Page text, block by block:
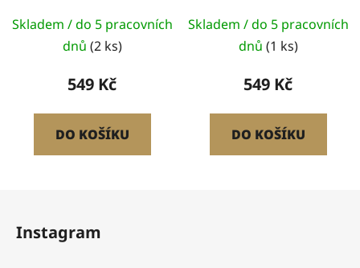
Skladem / do 5 pracovních
dnů (2 ks)
549 Kč
DO KOŠÍKU
Skladem / do 5 pracovních
dnů (1 ks)
549 Kč
DO KOŠÍKU
Instagram